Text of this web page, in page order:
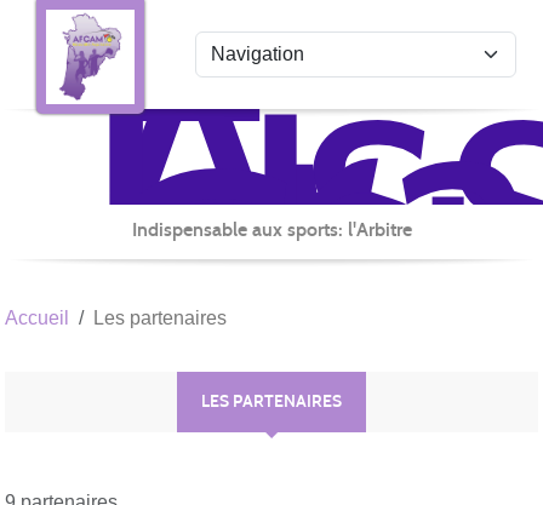
du
de
Indispensable aux sports: l'Arbitre
Accueil Les partenaires
LES PARTENAIRES
Panneau de gestion des cookies